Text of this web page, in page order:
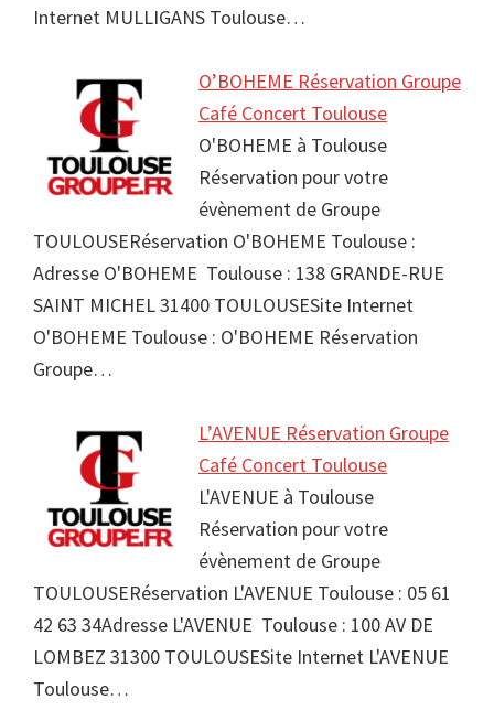
Internet MULLIGANS Toulouse…
O’BOHEME Réservation Groupe
Café Concert Toulouse
O'BOHEME à Toulouse
Réservation pour votre
évènement de Groupe
TOULOUSERéservation O'BOHEME Toulouse :
Adresse O'BOHEME Toulouse : 138 GRANDE-RUE
SAINT MICHEL 31400 TOULOUSESite Internet
O'BOHEME Toulouse : O'BOHEME Réservation
Groupe…
L’AVENUE Réservation Groupe
Café Concert Toulouse
L'AVENUE à Toulouse
Réservation pour votre
évènement de Groupe
TOULOUSERéservation L'AVENUE Toulouse : 05 61
42 63 34Adresse L'AVENUE Toulouse : 100 AV DE
LOMBEZ 31300 TOULOUSESite Internet L'AVENUE
Toulouse…